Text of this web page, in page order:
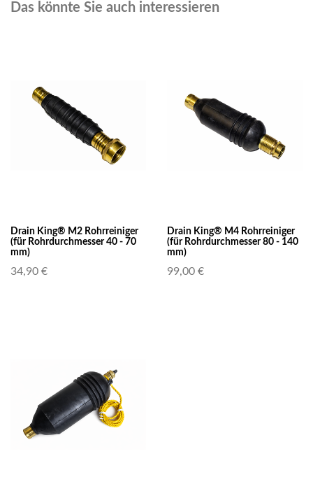
Das könnte Sie auch interessieren
Drain King® M2 Rohrreiniger
(für Rohrdurchmesser 40 - 70
mm)
34,90 €
Drain King® M4 Rohrreiniger
(für Rohrdurchmesser 80 - 140
mm)
99,00 €